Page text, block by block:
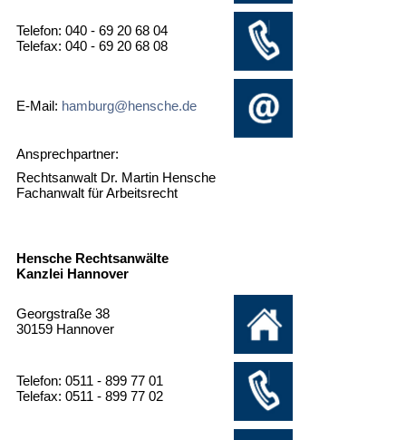
Telefon: 040 - 69 20 68 04
Telefax: 040 - 69 20 68 08
E-Mail: hamburg@hensche.de
Ansprechpartner:
Rechtsanwalt Dr. Martin Hensche
Fachanwalt für Arbeitsrecht
Hensche Rechtsanwälte
Kanzlei Hannover
Georgstraße 38
30159 Hannover
Telefon: 0511 - 899 77 01
Telefax: 0511 - 899 77 02